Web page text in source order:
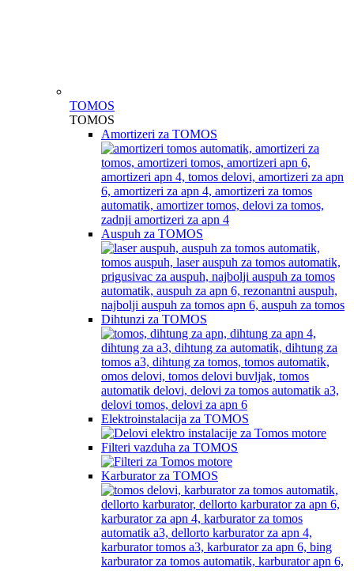
TOMOS
TOMOS
Amortizeri za TOMOS
Auspuh za TOMOS
Dihtunzi za TOMOS
Elektroinstalacija za TOMOS
Filteri vazduha za TOMOS
Karburator za TOMOS